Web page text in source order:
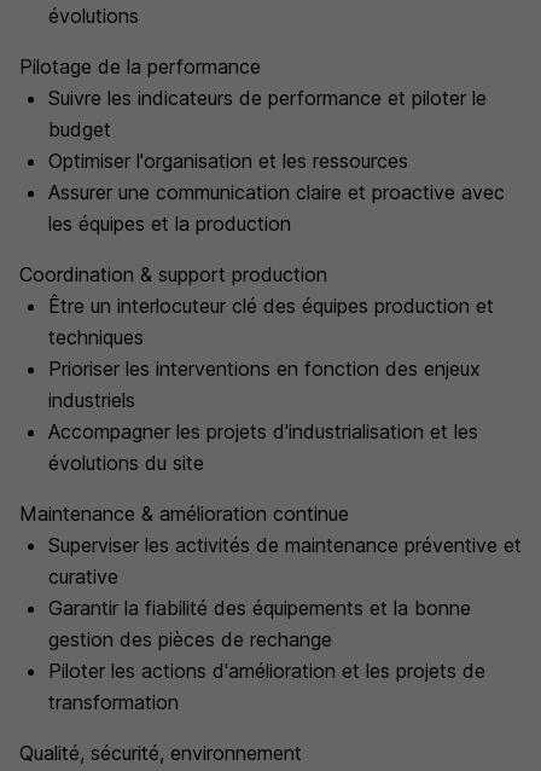
évolutions
Pilotage de la performance
Suivre les indicateurs de performance et piloter le
budget
Optimiser l'organisation et les ressources
Assurer une communication claire et proactive avec
les équipes et la production
Coordination & support production
Être un interlocuteur clé des équipes production et
techniques
Prioriser les interventions en fonction des enjeux
industriels
Accompagner les projets d'industrialisation et les
évolutions du site
Maintenance & amélioration continue
Superviser les activités de maintenance préventive et
curative
Garantir la fiabilité des équipements et la bonne
gestion des pièces de rechange
Piloter les actions d'amélioration et les projets de
transformation
Qualité, sécurité, environnement